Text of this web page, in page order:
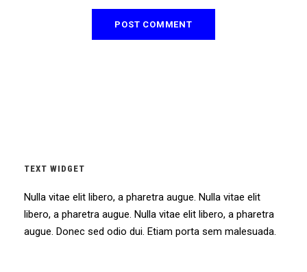
TEXT WIDGET
Nulla vitae elit libero, a pharetra augue. Nulla vitae elit
libero, a pharetra augue. Nulla vitae elit libero, a pharetra
augue. Donec sed odio dui. Etiam porta sem malesuada.